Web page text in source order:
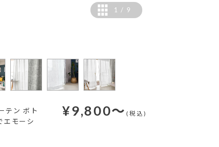
1 / 9
テン ボト
エモーシ
¥9,800～(税込)